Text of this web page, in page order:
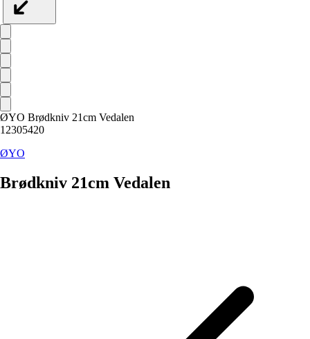
ØYO Brødkniv 21cm Vedalen
12305420
ØYO
Brødkniv 21cm Vedalen